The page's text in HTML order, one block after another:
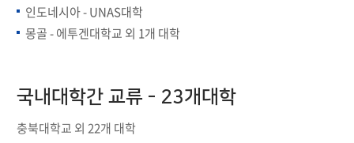
인도네시아 - UNAS대학
몽골 - 에투겐대학교 외 1개 대학
국내대학간 교류 - 23개대학
충북대학교 외 22개 대학